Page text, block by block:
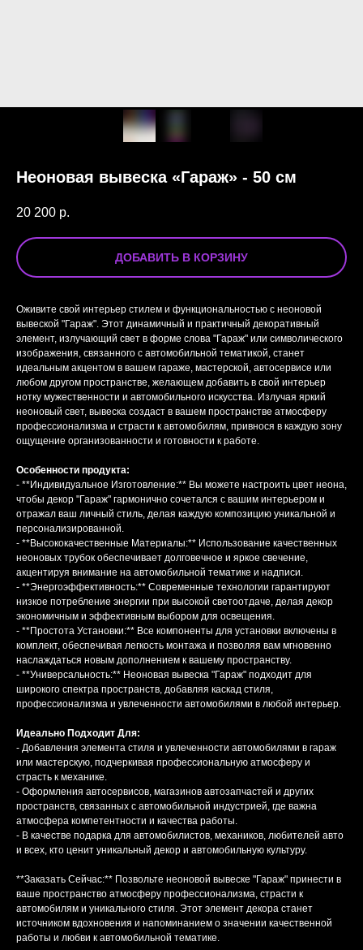
Неоновая вывеска «Гараж» - 50 см
20 200 р.
ДОБАВИТЬ В КОРЗИНУ
Оживите свой интерьер стилем и функциональностью с неоновой
вывеской "Гараж". Этот динамичный и практичный декоративный
элемент, излучающий свет в форме слова "Гараж" или символического
изображения, связанного с автомобильной тематикой, станет
идеальным акцентом в вашем гараже, мастерской, автосервисе или
любом другом пространстве, желающем добавить в свой интерьер
нотку мужественности и автомобильного искусства. Излучая яркий
неоновый свет, вывеска создаст в вашем пространстве атмосферу
профессионализма и страсти к автомобилям, привнося в каждую зону
ощущение организованности и готовности к работе.
Особенности продукта:
- **Индивидуальное Изготовление:** Вы можете настроить цвет неона,
чтобы декор "Гараж" гармонично сочетался с вашим интерьером и
отражал ваш личный стиль, делая каждую композицию уникальной и
персонализированной.
- **Высококачественные Материалы:** Использование качественных
неоновых трубок обеспечивает долговечное и яркое свечение,
акцентируя внимание на автомобильной тематике и надписи.
- **Энергоэффективность:** Современные технологии гарантируют
низкое потребление энергии при высокой светоотдаче, делая декор
экономичным и эффективным выбором для освещения.
- **Простота Установки:** Все компоненты для установки включены в
комплект, обеспечивая легкость монтажа и позволяя вам мгновенно
наслаждаться новым дополнением к вашему пространству.
- **Универсальность:** Неоновая вывеска "Гараж" подходит для
широкого спектра пространств, добавляя каскад стиля,
профессионализма и увлеченности автомобилями в любой интерьер.
Идеально Подходит Для:
- Добавления элемента стиля и увлеченности автомобилями в гараж
или мастерскую, подчеркивая профессиональную атмосферу и
страсть к механике.
- Оформления автосервисов, магазинов автозапчастей и других
пространств, связанных с автомобильной индустрией, где важна
атмосфера компетентности и качества работы.
- В качестве подарка для автомобилистов, механиков, любителей авто
и всех, кто ценит уникальный декор и автомобильную культуру.
**Заказать Сейчас:** Позвольте неоновой вывеске "Гараж" принести в
ваше пространство атмосферу профессионализма, страсти к
автомобилям и уникального стиля. Этот элемент декора станет
источником вдохновения и напоминанием о значении качественной
работы и любви к автомобильной тематике.